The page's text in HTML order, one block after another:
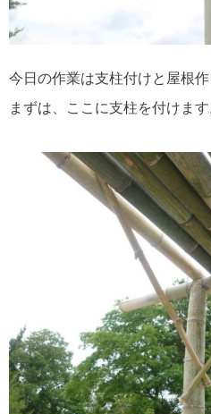
今日の作業は支柱付けと屋根
まずは、ここに支柱を付けます